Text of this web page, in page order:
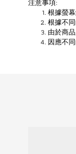
注意事項:
根據螢
根據不
由於商
因應不